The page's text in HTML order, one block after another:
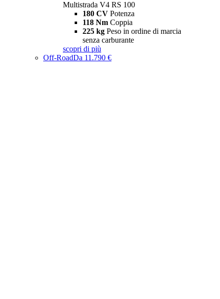
Multistrada V4 RS 100
180 CV Potenza
118 Nm Coppia
225 kg Peso in ordine di marcia
senza carburante
scopri di più
Off-RoadDa 11.790 €